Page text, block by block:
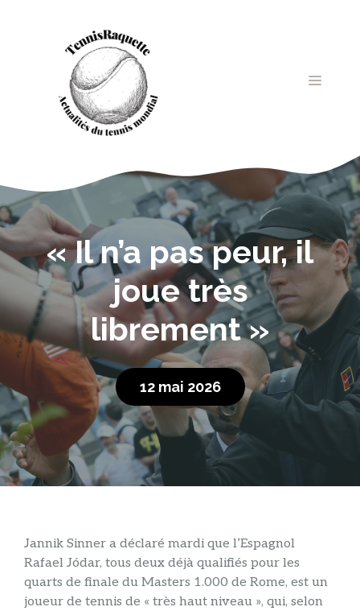
MENU
« Il n’a pas peur, il
joue très
librement »
12 mai 2026
Jannik Sinner a déclaré mardi que l’Espagnol
Rafael Jódar, tous deux déjà qualifiés pour les
quarts de finale du Masters 1.000 de Rome, est un
joueur de tennis de « très haut niveau », qui, selon